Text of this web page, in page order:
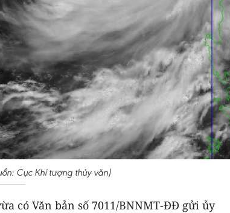
Cục Khí tượng thủy văn)
có Văn bản số 7011/BNNMT-ĐĐ gửi ủy